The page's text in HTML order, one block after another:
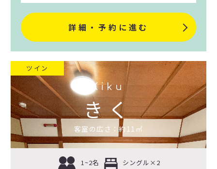
詳細・予約に進む
Kiku
きく
客室の広さ：約11㎡
1~2名 シングル×2
ツイン